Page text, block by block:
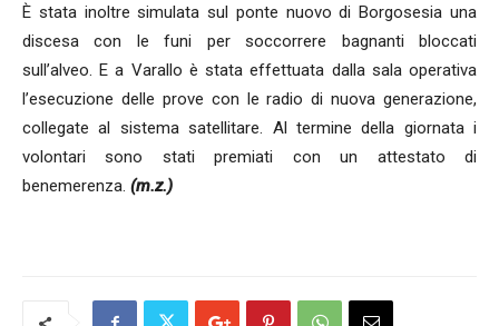
È stata inoltre simulata sul ponte nuovo di Borgosesia una
discesa con le funi per soccorrere bagnanti bloccati
sull’alveo. E a Varallo è stata effettuata dalla sala operativa
l’esecuzione delle prove con le radio di nuova generazione,
collegate al sistema satellitare. Al termine della giornata i
volontari sono stati premiati con un attestato di
benemerenza. (m.z.)